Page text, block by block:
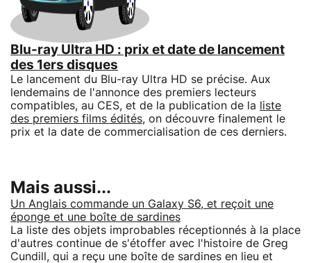
Blu-ray Ultra HD : prix et date de lancement
des 1ers disques
Le lancement du Blu-ray Ultra HD se précise. Aux
lendemains de l'annonce des premiers lecteurs
compatibles, au CES, et de la publication de la
liste
des premiers films édités, on découvre finalement le
prix et la date de commercialisation de ces derniers.
Mais aussi...
Un Anglais commande un Galaxy S6, et reçoit une
éponge et une boîte de sardines
La liste des objets improbables réceptionnés à la place
d'autres continue de s'étoffer avec l'histoire de Greg
Cundill, qui a reçu une boîte de sardines en lieu et